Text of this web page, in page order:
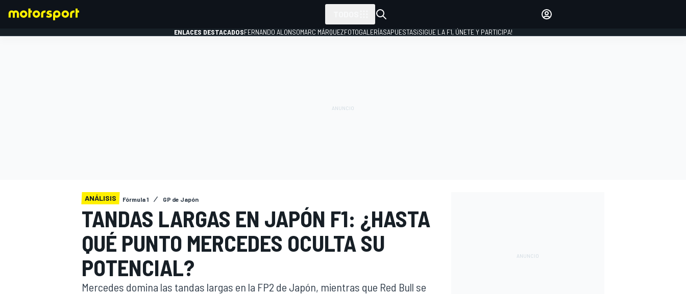
INDYCAR
ENLACES DESTACADOSFERNANDO ALONSOMARC MÁRQUEZFOTOGALERÍASAPUESTAS¡SIGUE LA F1, ÚNETE Y PARTICIPA!
ANÁLISIS Fórmula 1 GP de Japón
TANDAS LARGAS EN JAPÓN F1: ¿HASTA
QUÉ PUNTO MERCEDES OCULTA SU
POTENCIAL?
Mercedes domina las tandas largas en la FP2 de Japón, mientras que Red Bull se